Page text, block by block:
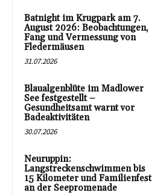
Batnight im Krugpark am 7.
August 2026: Beobachtungen,
Fang und Vermessung von
Fledermäusen
31.07.2026
Blaualgenblüte im Madlower
See festgestellt –
Gesundheitsamt warnt vor
Badeaktivitäten
30.07.2026
Neuruppin:
Langstreckenschwimmen bis
15 Kilometer und Familienfest
an der Seepromenade